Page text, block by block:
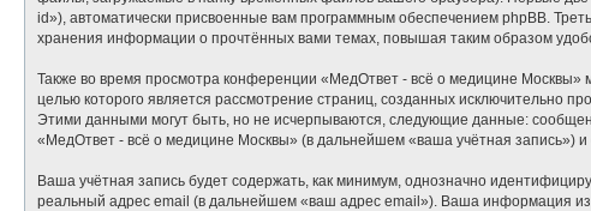
id»), автоматически присвоенные вам программным обеспечением phpBB.
хранения информации о прочтённых вами темах, повышая таким образом
Также во время просмотра конференции «МедОтвет - всё о медицине
целью которого является рассмотрение страниц, созданных
Этими данными могут быть, но не исчерпываются, следующие данные:
«МедОтвет - всё о медицине Москвы» (в дальнейшем «ваша учётная запись»)
Ваша учётная запись будет содержать, как минимум, однозначно
реальный адрес email (в дальнейшем «ваш адрес email»). Ваша информация